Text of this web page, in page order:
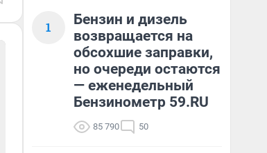
1
Бензин и дизель
возвращается на
обсохшие заправки,
но очереди остаются
— еженедельный
Бензинометр 59.RU
85 790 50